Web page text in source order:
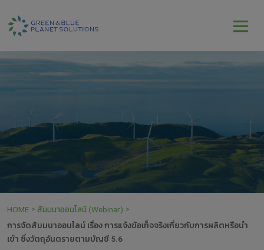
HOME > สัมมนาออนไลน์ (Webinar) >
การจัดสัมมนาออนไลน์ เรื่อง การแจ้งข้อเท็จจริงเกี่ยวกับการผลิตหรือนำ
เข้า ซึ่งวัตถุอันตรายตามบัญชี 5.6